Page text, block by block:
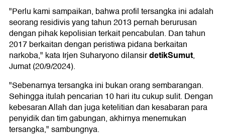
"Perlu kami sampaikan, bahwa profil tersangka ini adalah
seorang residivis yang tahun 2013 pernah berurusan
dengan pihak kepolisian terkait pencabulan. Dan tahun
2017 berkaitan dengan peristiwa pidana berkaitan
narkoba," kata Irjen Suharyono dilansirdetikSumut,
Jumat (20/9/2024).
"Sebenarnya tersangka ini bukan orang sembarangan.
Sehingga itulah pencarian 10 hari itu cukup sulit. Dengan
kebesaran Allah dan juga ketelitian dan kesabaran para
penyidik dan tim gabungan, akhirnya menemukan
tersangka," sambungnya.